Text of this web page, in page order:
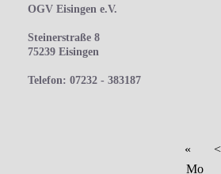
OGV Eisingen e.V.
Steinerstraße 8
75239 Eisingen
Telefon: 07232 - 383187
« <
Mo